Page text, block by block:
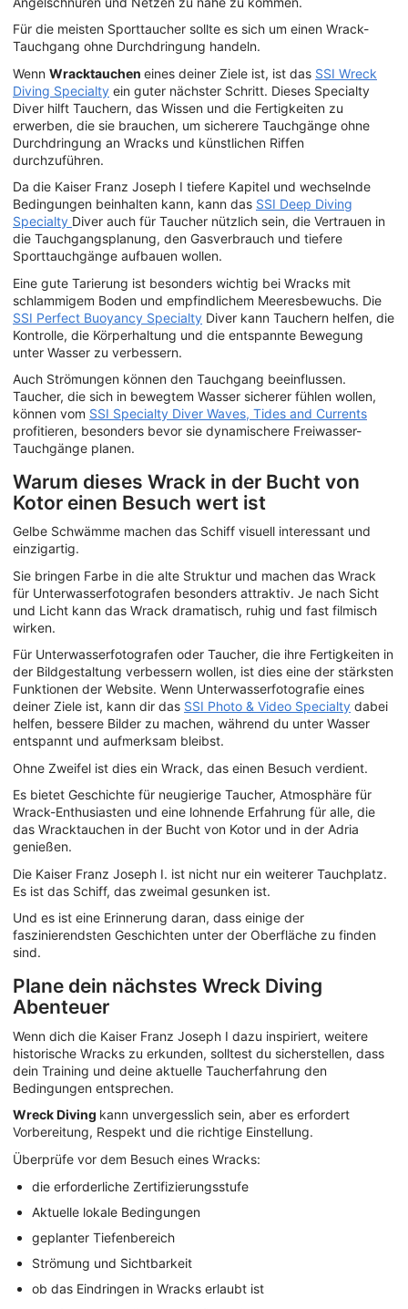
Für die meisten Sporttaucher sollte es sich um einen Wrack-
Tauchgang ohne Durchdringung handeln.
Wenn Wracktauchen eines deiner Ziele ist, ist das SSI Wreck
Diving Specialty ein guter nächster Schritt. Dieses Specialty
Diver hilft Tauchern, das Wissen und die Fertigkeiten zu
erwerben, die sie brauchen, um sicherere Tauchgänge ohne
Durchdringung an Wracks und künstlichen Riffen
durchzuführen.
Da die Kaiser Franz Joseph I tiefere Kapitel und wechselnde
Bedingungen beinhalten kann, kann das SSI Deep Diving
Specialty Diver auch für Taucher nützlich sein, die Vertrauen in
die Tauchgangsplanung, den Gasverbrauch und tiefere
Sporttauchgänge aufbauen wollen.
Eine gute Tarierung ist besonders wichtig bei Wracks mit
schlammigem Boden und empfindlichem Meeresbewuchs. Die
SSI Perfect Buoyancy Specialty Diver kann Tauchern helfen, die
Kontrolle, die Körperhaltung und die entspannte Bewegung
unter Wasser zu verbessern.
Auch Strömungen können den Tauchgang beeinflussen.
Taucher, die sich in bewegtem Wasser sicherer fühlen wollen,
können vom SSI Specialty Diver Waves, Tides and Currents
profitieren, besonders bevor sie dynamischere Freiwasser-
Tauchgänge planen.
Warum dieses Wrack in der Bucht von
Kotor einen Besuch wert ist
Gelbe Schwämme machen das Schiff visuell interessant und
einzigartig.
Sie bringen Farbe in die alte Struktur und machen das Wrack
für Unterwasserfotografen besonders attraktiv. Je nach Sicht
und Licht kann das Wrack dramatisch, ruhig und fast filmisch
wirken.
Für Unterwasserfotografen oder Taucher, die ihre Fertigkeiten in
der Bildgestaltung verbessern wollen, ist dies eine der stärksten
Funktionen der Website. Wenn Unterwasserfotografie eines
deiner Ziele ist, kann dir das SSI Photo & Video Specialty dabei
helfen, bessere Bilder zu machen, während du unter Wasser
entspannt und aufmerksam bleibst.
Ohne Zweifel ist dies ein Wrack, das einen Besuch verdient.
Es bietet Geschichte für neugierige Taucher, Atmosphäre für
Wrack-Enthusiasten und eine lohnende Erfahrung für alle, die
das Wracktauchen in der Bucht von Kotor und in der Adria
genießen.
Die Kaiser Franz Joseph I. ist nicht nur ein weiterer Tauchplatz.
Es ist das Schiff, das zweimal gesunken ist.
Und es ist eine Erinnerung daran, dass einige der
faszinierendsten Geschichten unter der Oberfläche zu finden
sind.
Plane dein nächstes Wreck Diving
Abenteuer
Wenn dich die Kaiser Franz Joseph I dazu inspiriert, weitere
historische Wracks zu erkunden, solltest du sicherstellen, dass
dein Training und deine aktuelle Taucherfahrung den
Bedingungen entsprechen.
Wreck Diving kann unvergesslich sein, aber es erfordert
Vorbereitung, Respekt und die richtige Einstellung.
Überprüfe vor dem Besuch eines Wracks:
die erforderliche Zertifizierungsstufe
Aktuelle lokale Bedingungen
geplanter Tiefenbereich
Strömung und Sichtbarkeit
ob das Eindringen in Wracks erlaubt ist